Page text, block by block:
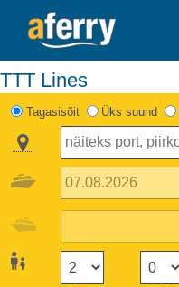
TTT Lines
Tagasisõit Üks suund